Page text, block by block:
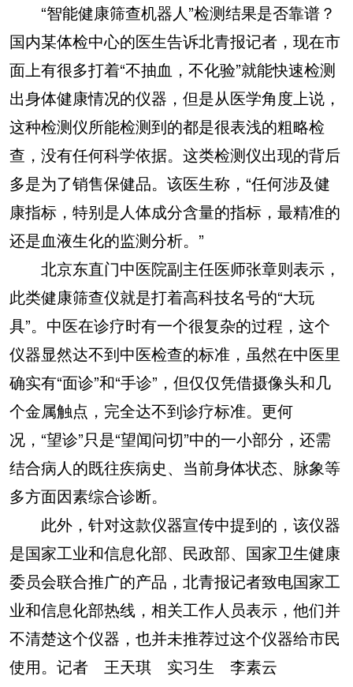
“智能健康筛查机器人”检测结果是否靠谱？
国内某体检中心的医生告诉北青报记者，现在市
面上有很多打着“不抽血，不化验”就能快速检测
出身体健康情况的仪器，但是从医学角度上说，
这种检测仪所能检测到的都是很表浅的粗略检
查，没有任何科学依据。这类检测仪出现的背后
多是为了销售保健品。该医生称，“任何涉及健
康指标，特别是人体成分含量的指标，最精准的
还是血液生化的监测分析。”
北京东直门中医院副主任医师张章则表示，
此类健康筛查仪就是打着高科技名号的“大玩
具”。中医在诊疗时有一个很复杂的过程，这个
仪器显然达不到中医检查的标准，虽然在中医里
确实有“面诊”和“手诊”，但仅仅凭借摄像头和几
个金属触点，完全达不到诊疗标准。更何
况，“望诊”只是“望闻问切”中的一小部分，还需
结合病人的既往疾病史、当前身体状态、脉象等
多方面因素综合诊断。
此外，针对这款仪器宣传中提到的，该仪器
是国家工业和信息化部、民政部、国家卫生健康
委员会联合推广的产品，北青报记者致电国家工
业和信息化部热线，相关工作人员表示，他们并
不清楚这个仪器，也并未推荐过这个仪器给市民
使用。记者 王天琪 实习生 李素云